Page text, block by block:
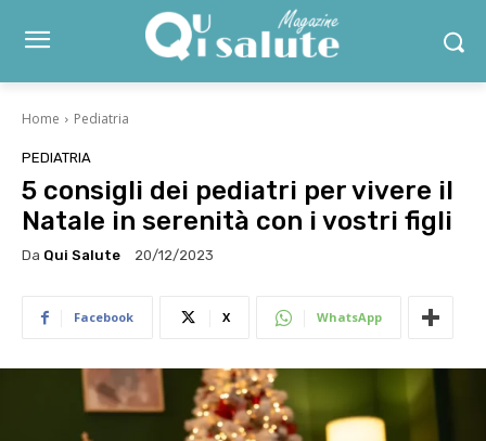
Home Pediatria
PEDIATRIA
5 consigli dei pediatri per vivere il
Natale in serenità con i vostri figli
Da Qui Salute 20/12/2023
Facebook X WhatsApp